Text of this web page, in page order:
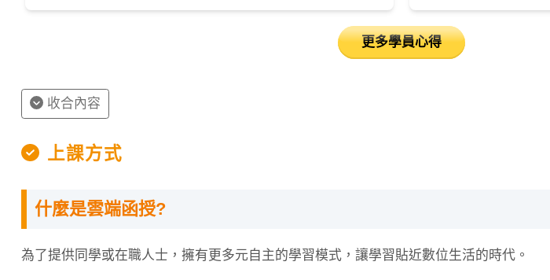
不定時於臉書社團直播考試或作業解題，讓學生不會考完試後沒人協助檢討。
基礎：李嘉圖模型
支援，相當值得推薦 !
更多學員心得
收合內容
上課方式
什麼是雲端函授?
為了提供同學或在職人士，擁有更多元自主的學習模式，讓學習貼近數位生活的時代。